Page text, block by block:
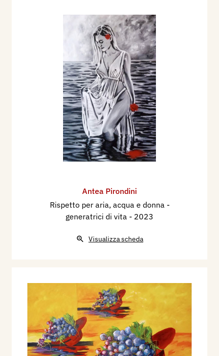
Antea Pirondini
Rispetto per aria, acqua e donna -
generatrici di vita - 2023
Visualizza scheda